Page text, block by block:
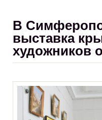
В
выставка
художников